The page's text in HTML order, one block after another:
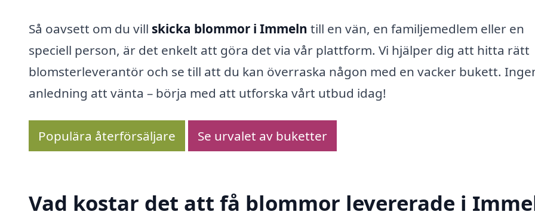
Så oavsett om du vill skicka blommor i Immeln till en vän, en familjemedlem eller en
speciell person, är det enkelt att göra det via vår plattform. Vi hjälper dig att hitta rätt
blomsterleverantör och se till att du kan överraska någon med en vacker bukett.
anledning att vänta – börja med att utforska vårt utbud idag!
Populära återförsäljare Se urvalet av buketter
Vad kostar det att få blommor levererade i